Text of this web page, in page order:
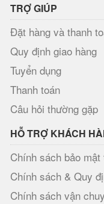
TRỢ GIÚP
Đặt hàng và thanh
Quy định giao hàng
Tuyển dụng
Thanh toán
Câu hỏi thường gặp
HỖ TRỢ KHÁCH
Chính sách bảo mật
Chính sách & Quy
Chính sách vận